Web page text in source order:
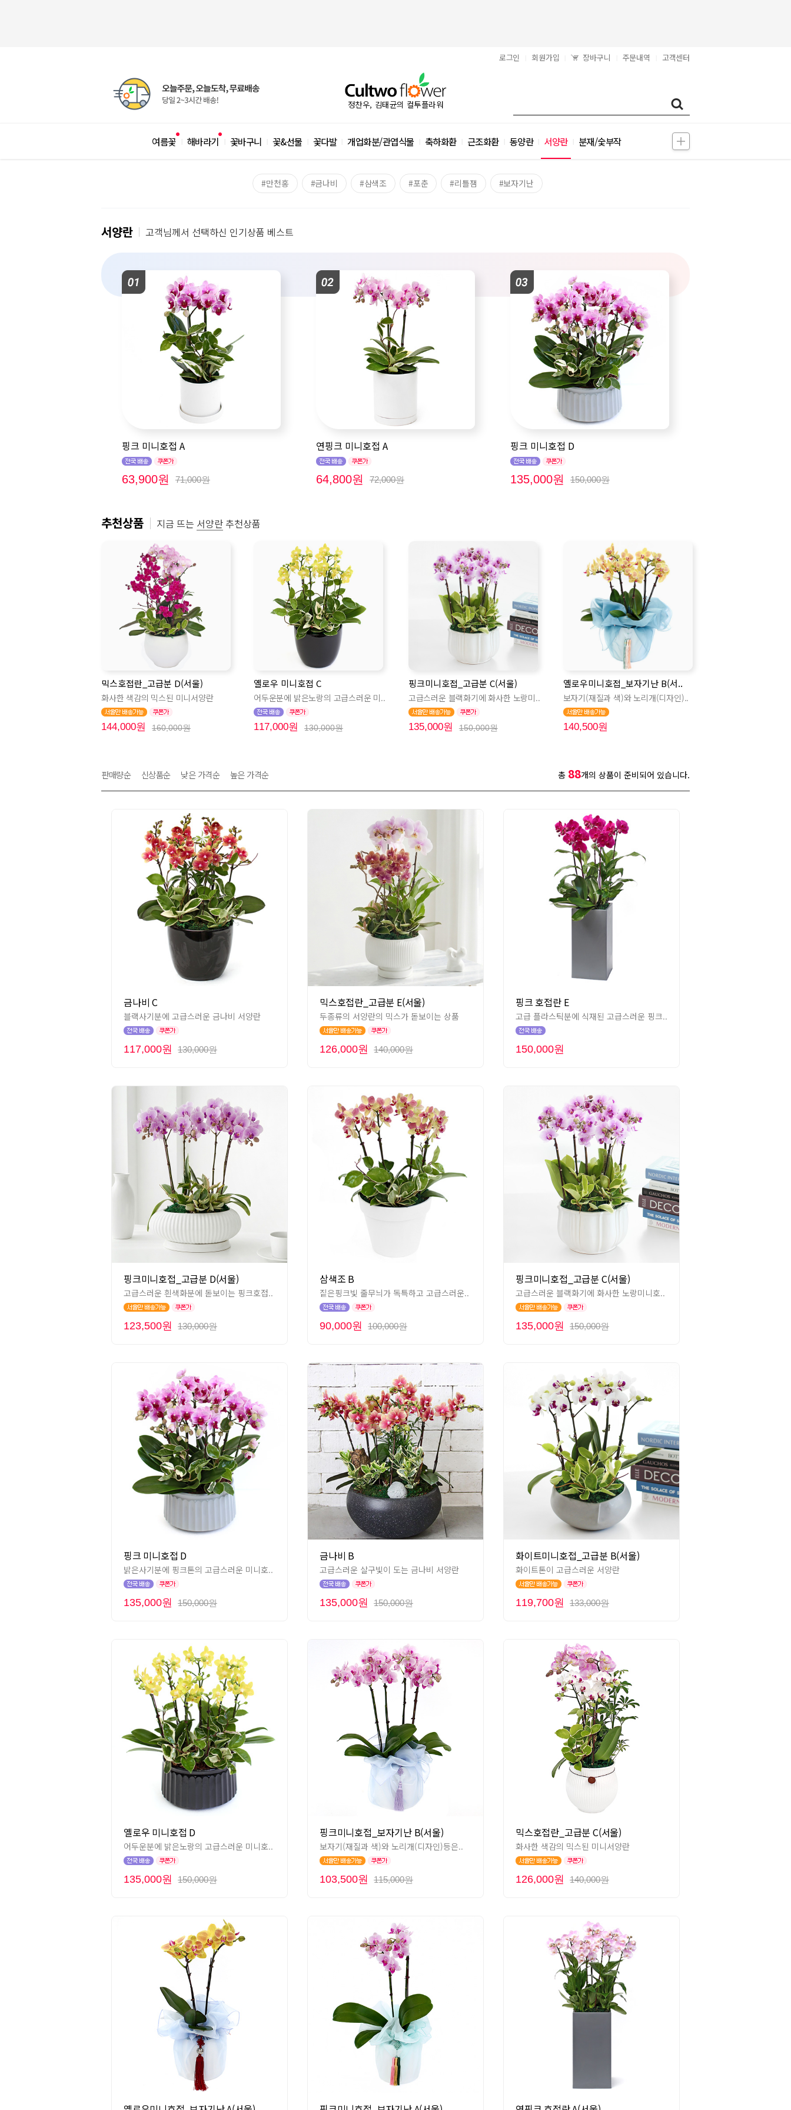
로그인 회원가입 장바구니 주문내역 고객센터
정찬우, 김태균의 컬투플라워
여름꽃 해바라기 꽃바구니 꽃&선물 꽃다발 개업화분/관엽식물 축하화환 근조화환 동양란 서양란 분재/숯부작
#만천홍 #금나비 #삼색조 #포춘 #리틀잼 #보자기난
서양란 고객님께서 선택하신 인기상품 베스트
핑크 미니호접 A
63,900원 71,000원
연핑크 미니호접 A
64,800원 72,000원
핑크 미니호접 D
135,000원 150,000원
추천상품 지금 뜨는 서양란 추천상품
믹스호접란_고급분 D(서울)
화사한 색감의 믹스된 미니서양란
144,000원 160,000원
옐로우 미니호접 C
어두운분에 밝은노랑의 고급스러운 미..
117,000원 130,000원
핑크미니호접_고급분 C(서울)
고급스러운 블랙화기에 화사한 노랑미..
135,000원 150,000원
옐로우미니호접_보자기난 B(서..
보자기(재질과 색)와 노리개(디자인)..
140,500원
판매량순 신상품순 낮은 가격순 높은 가격순 총 88개의 상품이 준비되어 있습니다.
금나비 C
블랙사기분에 고급스러운 금나비 서양란
117,000원 130,000원
믹스호접란_고급분 E(서울)
두종류의 서양란의 믹스가 돋보이는 상품
126,000원 140,000원
핑크 호접란 E
고급 플라스틱분에 식재된 고급스러운 핑크..
150,000원
핑크미니호접_고급분 D(서울)
고급스러운 흰색화분에 돋보이는 핑크호접..
123,500원 130,000원
삼색조 B
짙은핑크빛 줄무늬가 독특하고 고급스러운..
90,000원 100,000원
핑크미니호접_고급분 C(서울)
고급스러운 블랙화기에 화사한 노랑미니호..
135,000원 150,000원
핑크 미니호접 D
밝은사기분에 핑크톤의 고급스러운 미니호..
135,000원 150,000원
금나비 B
고급스러운 살구빛이 도는 금나비 서양란
135,000원 150,000원
화이트미니호접_고급분 B(서울)
화이트톤이 고급스러운 서양란
119,700원 133,000원
옐로우 미니호접 D
어두운분에 밝은노랑의 고급스러운 미니호..
135,000원 150,000원
핑크미니호접_보자기난 B(서울)
보자기(재질과 색)와 노리개(디자인)등은..
103,500원 115,000원
믹스호접란_고급분 C(서울)
화사한 색감의 믹스된 미니서양란
126,000원 140,000원